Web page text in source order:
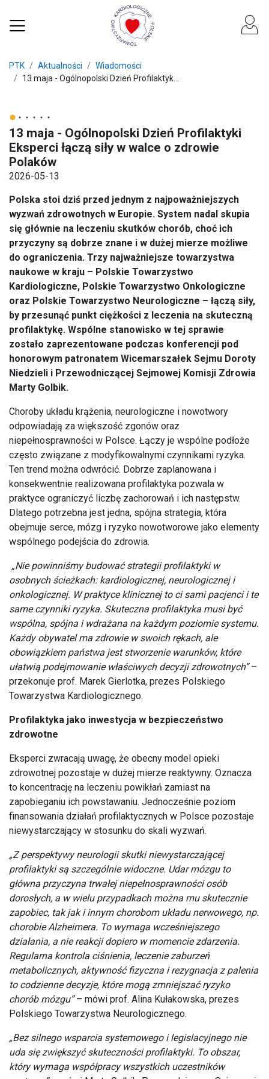
PTK Aktualności
Wiadomości
13 maja - Ogólnopolski Dzień Profilaktyk...
13 maja - Ogólnopolski Dzień Profilaktyki
Eksperci łączą siły w walce o zdrowie
Polaków
2026-05-13
Polska stoi dziś przed jednym z najpoważniejszych
wyzwań zdrowotnych w Europie. System nadal skupia
się głównie na leczeniu skutków chorób, choć ich
przyczyny są dobrze znane i w dużej mierze możliwe
do ograniczenia. Trzy najważniejsze towarzystwa
naukowe w kraju – Polskie Towarzystwo
Kardiologiczne, Polskie Towarzystwo Onkologiczne
oraz Polskie Towarzystwo Neurologiczne – łączą siły,
by przesunąć punkt ciężkości z leczenia na skuteczną
profilaktykę. Wspólne stanowisko w tej sprawie
zostało zaprezentowane podczas konferencji pod
honorowym patronatem Wicemarszałek Sejmu Doroty
Niedzieli i Przewodniczącej Sejmowej Komisji Zdrowia
Marty Golbik.
Choroby układu krążenia, neurologiczne i nowotwory
odpowiadają za większość zgonów oraz
niepełnosprawności w Polsce. Łączy je wspólne podłoże
często związane z modyfikowalnymi czynnikami ryzyka.
Ten trend można odwrócić. Dobrze zaplanowana i
konsekwentnie realizowana profilaktyka pozwala w
praktyce ograniczyć liczbę zachorowań i ich następstw.
Dlatego potrzebna jest jedna, spójna strategia, która
obejmuje serce, mózg i ryzyko nowotworowe jako elementy
wspólnego podejścia do zdrowia.
„Nie powinniśmy budować strategii profilaktyki w
osobnych ścieżkach: kardiologicznej, neurologicznej i
onkologicznej. W praktyce klinicznej to ci sami pacjenci i te
same czynniki ryzyka. Skuteczna profilaktyka musi być
wspólna, spójna i wdrażana na każdym poziomie systemu.
Każdy obywatel ma zdrowie w swoich rękach, ale
obowiązkiem państwa jest stworzenie warunków, które
ułatwią podejmowanie właściwych decyzji zdrowotnych”–
przekonuje prof. Marek Gierlotka, prezes Polskiego
Towarzystwa Kardiologicznego.
Profilaktyka jako inwestycja w bezpieczeństwo
zdrowotne
Eksperci zwracają uwagę, że obecny model opieki
zdrowotnej pozostaje w dużej mierze reaktywny. Oznacza
to koncentrację na leczeniu powikłań zamiast na
zapobieganiu ich powstawaniu. Jednocześnie poziom
finansowania działań profilaktycznych w Polsce pozostaje
niewystarczający w stosunku do skali wyzwań.
„Z perspektywy neurologii skutki niewystarczającej
profilaktyki są szczególnie widoczne. Udar mózgu to
główna przyczyna trwałej niepełnosprawności osób
dorosłych, a w wielu przypadkach można mu skutecznie
zapobiec, tak jak i innym chorobom układu nerwowego, np.
chorobie Alzheimera. To wymaga wcześniejszego
działania, a nie reakcji dopiero w momencie zdarzenia.
Regularna kontrola ciśnienia, leczenie zaburzeń
metabolicznych, aktywność fizyczna i rezygnacja z palenia
to codzienne decyzje, które mogą zmniejszać ryzyko
chorób mózgu”– mówi prof. Alina Kułakowska, prezes
Polskiego Towarzystwa Neurologicznego.
„Bez silnego wsparcia systemowego i legislacyjnego nie
uda się zwiększyć skuteczności profilaktyki. To obszar,
który wymaga współpracy wszystkich uczestników